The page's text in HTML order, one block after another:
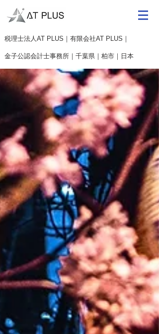
​税理士法人AT PLUS｜有限会社AT PLUS｜
金子公認会計士事務所｜ 千葉県｜柏市｜日本